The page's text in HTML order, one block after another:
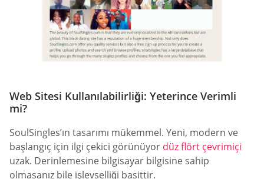
Web Sitesi Kullanılabilirliği: Yeterince Verimli
mi?
SoulSingles’ın tasarımı mükemmel. Yeni, modern ve
başlangıç için ilgi çekici görünüyor düz flört çevrimiçi
uzak. Derinlemesine bilgisayar bilgisine sahip
olmasanız bile işlevselliği basittir.